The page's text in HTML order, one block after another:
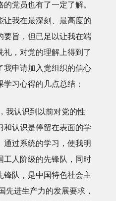
党员也有了一定了解。
让我在最深刻、最高度的
要旨，但已足以让我在端
礼，对党的理解上得到了
我申请加入党组织的信心
习心得的几点总结：
我认识到以前对党的性
和认识是停留在表面的学
通过系统的学习，使我明
工人阶级的先锋队，同时
锋队，是中国特色社会主
先进生产力的发展要求，